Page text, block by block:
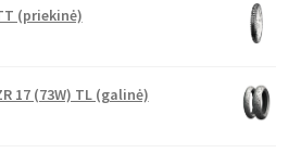
(priekinė)
17 (73W) TL (galinė)